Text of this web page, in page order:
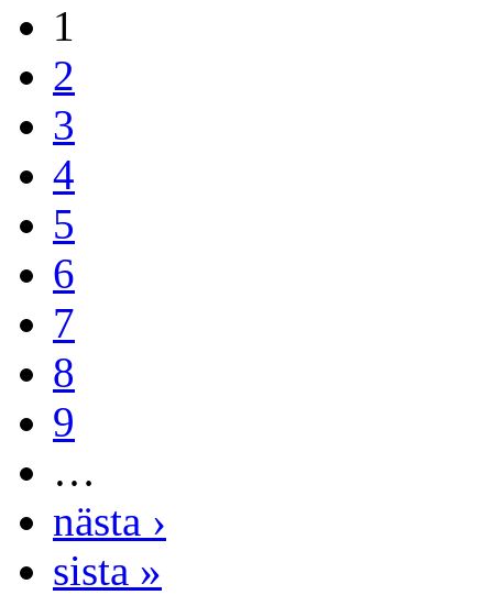
1
2
3
4
5
6
7
8
9
…
nästa ›
sista »